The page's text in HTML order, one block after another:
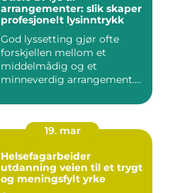
arrangementer: slik skaper
profesjonelt lysinntrykk
God lyssetting gjør ofte
forskjellen mellom et
middelmådig og et
minneverdig arrangement.
19. mar
Helsefagarbeider
utdanning veien til et trygt
og meningsfylt yrke